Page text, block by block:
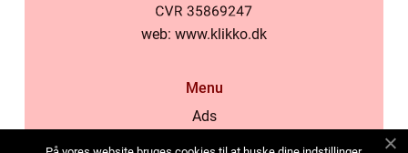
web: www.klikko.dk
Menu
Ads